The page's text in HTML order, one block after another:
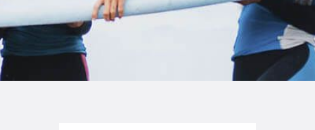
TIENDA FAMILY SURFERS
WEBCAM SALINAS
PEDIDOS